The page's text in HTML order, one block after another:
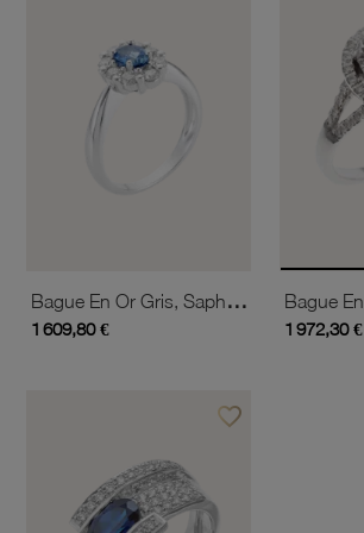
Bague En Or Gris, Saphir Et Diamants
1 609,80 € 1 972,30 €
favorite_borderAjouter à vos favoris